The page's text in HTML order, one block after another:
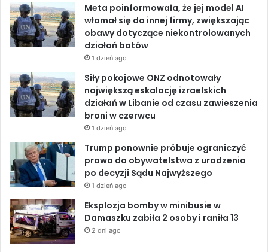
h
C
S
k
n
Meta poinformowała, że jej model AI
włamał się do innej firmy, zwiększając
obawy dotyczące niekontrolowanych
działań botów
1 dzień ago
Siły pokojowe ONZ odnotowały
największą eskalację izraelskich
działań w Libanie od czasu zawieszenia
broni w czerwcu
1 dzień ago
Trump ponownie próbuje ograniczyć
prawo do obywatelstwa z urodzenia
po decyzji Sądu Najwyższego
1 dzień ago
Eksplozja bomby w minibusie w
Damaszku zabiła 2 osoby i raniła 13
2 dni ago